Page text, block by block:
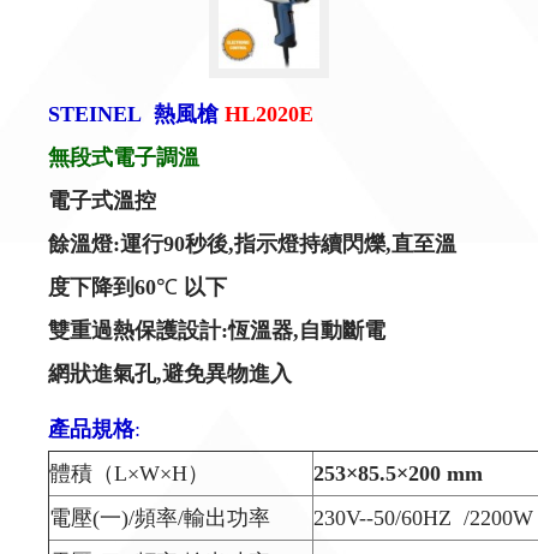
STEINEL 熱風槍 HL2020E
無段式電子調溫
電子式溫控
餘溫燈:運行90秒後,指示燈持續閃爍,直至溫
度下降到 60℃ 以下
雙重過熱保護設計:恆溫器,自動斷電
網狀進氣孔,避免異物進入
產品規格:
體積（L×W×H）
253×85.5×200 mm
電壓(一)/頻率/輸出功率
230V--50/60HZ /